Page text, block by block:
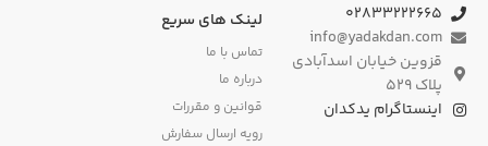
۰۲۸۳۳۲۲۲۶۶۵
info@yadakdan.com
قزوین خیابان اسدآبادی
پلاک ۵۲۹
اینستاگرام یدکدان
لینک های سریع
تماس با ما
درباره ما
قوانین و مقررات
رویه ارسال سفارش